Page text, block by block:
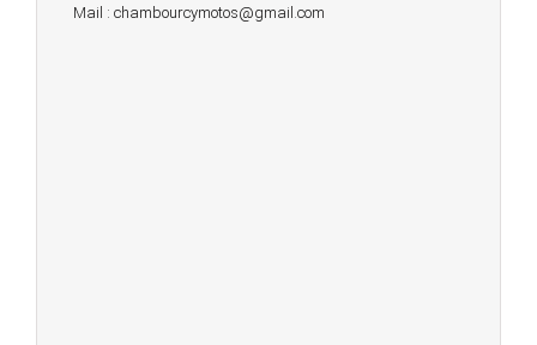
Mail : chambourcymotos@gmail.com